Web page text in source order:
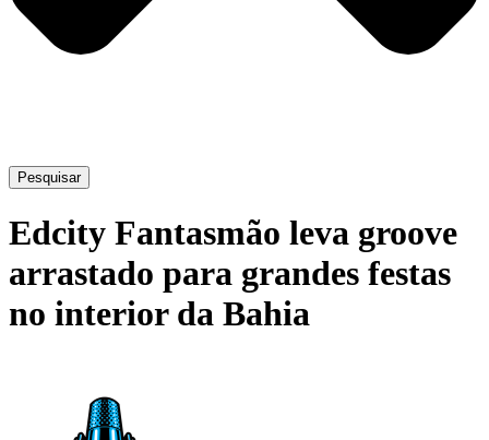
Pesquisar
Edcity Fantasmão leva groove
arrastado para grandes festas
no interior da Bahia